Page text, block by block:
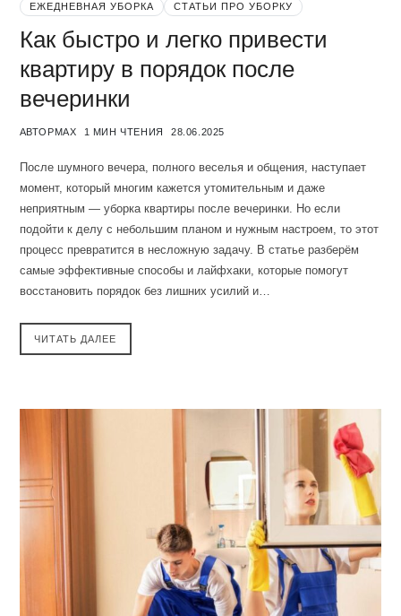
ЕЖЕДНЕВНАЯ УБОРКА СТАТЬИ ПРО УБОРКУ
Как быстро и легко привести
квартиру в порядок после
вечеринки
АВТОРMAX 1 МИН ЧТЕНИЯ 28.06.2025
После шумного вечера, полного веселья и общения, наступает
момент, который многим кажется утомительным и даже
неприятным — уборка квартиры после вечеринки. Но если
подойти к делу с небольшим планом и нужным настроем, то этот
процесс превратится в несложную задачу. В статье разберём
самые эффективные способы и лайфхаки, которые помогут
восстановить порядок без лишних усилий и…
ЧИТАТЬ ДАЛЕЕ